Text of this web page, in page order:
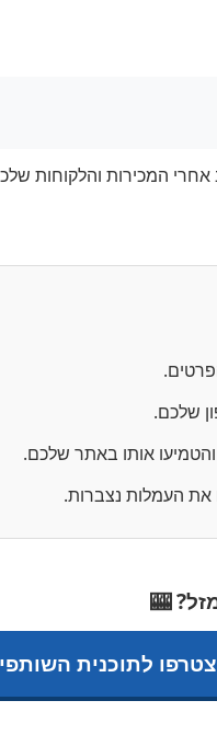
המכירות והלקוחות
שלכם.
אותו באתר שלכם.
את העמלות נצברות.
🎰
לתוכנית